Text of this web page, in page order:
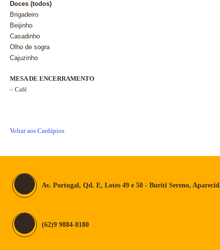
Doces (todos)
Brigadeiro
Beijinho
Casadinho
Olho de sogra
Cajuzinho
MESA DE ENCERRAMENTO
– Café
Voltar aos Cardápios
Av. Portugal, Qd. E, Lotes 49 e 50 - Buriti Sereno,
(62)9 9884-8180